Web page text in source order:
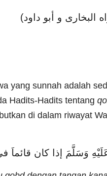
البخارى و أبو داود)
yang sunnah adalah
Hadits-Hadits tentang
di dalam riwayat
وَسَلَّمَ إذا كان قائماَ